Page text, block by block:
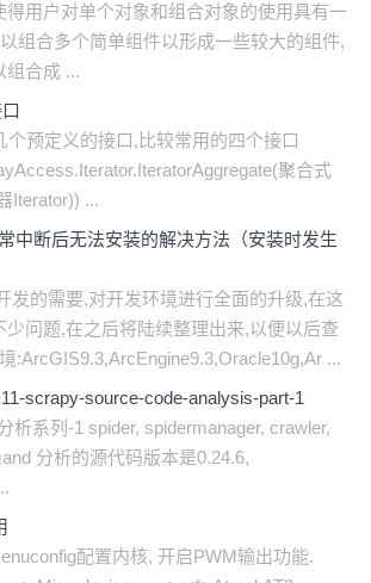
得用户对单个对象和组合对象的使用具有一
组合多个简单组件以形成一些较大的组件,
组合成 ...
个预定义的接口,比较常用的四个接口
聚合式
Iterator)) ...
中断后无法安装的解决方法（安装时发生
发的需要,对开发环境进行全面的升级,在这
少问题,在之后将陆续整理出来,以便以后查
:ArcGIS9.3,ArcEngine9.3,Oracle10g,Ar ...
scrapy-source-code-analysis-part-1
析系列-1 spider, spidermanager, crawler,
分析的源代码版本是0.24.6,
配置内核, 开启PWM输出功能.